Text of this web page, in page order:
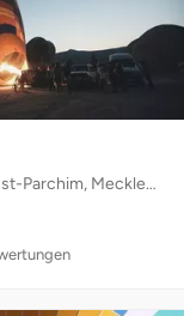
Mecklenburg-Vorpommern
5